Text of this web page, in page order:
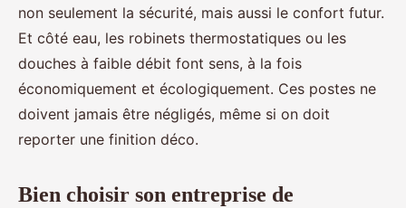
non seulement la sécurité, mais aussi le confort futur.
Et côté eau, les robinets thermostatiques ou les
douches à faible débit font sens, à la fois
économiquement et écologiquement. Ces postes ne
doivent jamais être négligés, même si on doit
reporter une finition déco.
Bien choisir son entreprise de